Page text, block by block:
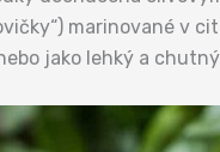
marinované v
jako lehký a